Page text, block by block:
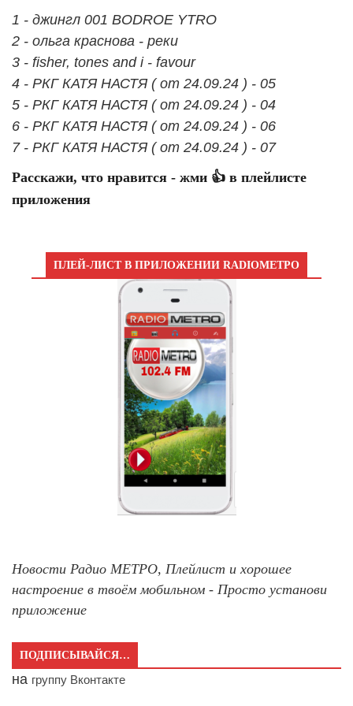
1 - джингл 001 BODROE YTRO
2 - ольга краснова - реки
3 - fisher, tones and i - favour
4 - РКГ КАТЯ НАСТЯ ( от 24.09.24 ) - 05
5 - РКГ КАТЯ НАСТЯ ( от 24.09.24 ) - 04
6 - РКГ КАТЯ НАСТЯ ( от 24.09.24 ) - 06
7 - РКГ КАТЯ НАСТЯ ( от 24.09.24 ) - 07
Расскажи, что нравится - жми 👍 в плейлисте
приложения
ПЛЕЙ-ЛИСТ В ПРИЛОЖЕНИИ RADIOМЕТРО
Новости Радио МЕТРО, Плейлист и хорошее
настроение в твоём мобильном - Просто установи
приложение
ПОДПИСЫВАЙСЯ…
на группу Вконтакте